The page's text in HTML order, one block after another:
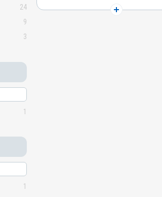
24
9
3
1
1
Гуси, Качки, Індики, Кури